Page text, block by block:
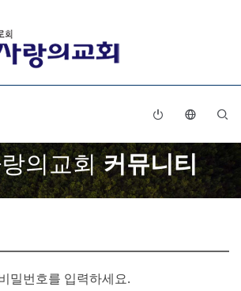
의교회커뮤니티
밀번호를 입력하세요.